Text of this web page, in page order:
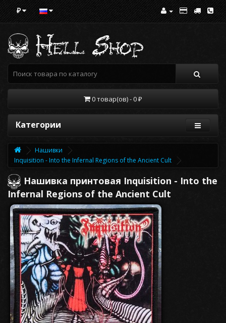
₽
0 товар(ов) - 0 ₽
Категории
Нашивки
Inquisition - Into the Infernal Regions of the Ancient Cult
Нашивка принтовая Inquisition - Into the
Infernal Regions of the Ancient Cult